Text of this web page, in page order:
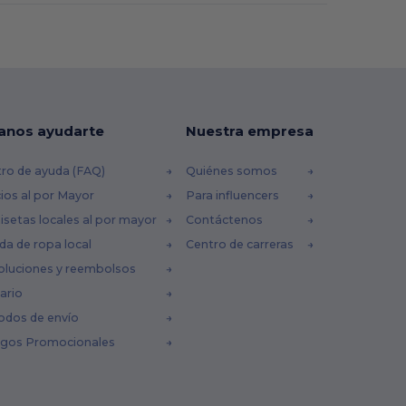
ayudarte
de ayuda (FAQ)
al por Mayor
locales al por mayor
de ropa local
y reembolsos
de envío
Promocionales
Nuestra empresa
Quiénes somos
Para influencers
Contáctenos
Centro de carreras